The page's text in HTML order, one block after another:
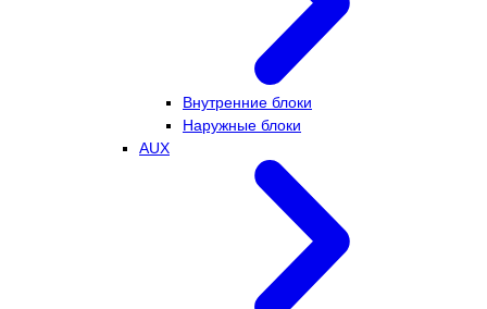
Внутренние блоки
Наружные блоки
AUX